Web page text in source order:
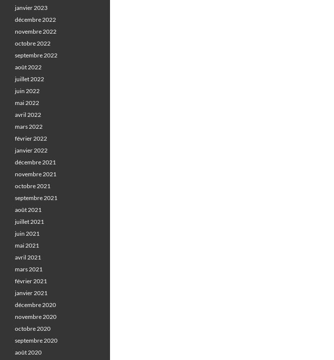
janvier 2023
décembre 2022
novembre 2022
octobre 2022
septembre 2022
août 2022
juillet 2022
juin 2022
mai 2022
avril 2022
mars 2022
février 2022
janvier 2022
décembre 2021
novembre 2021
octobre 2021
septembre 2021
août 2021
juillet 2021
juin 2021
mai 2021
avril 2021
mars 2021
février 2021
janvier 2021
décembre 2020
novembre 2020
octobre 2020
septembre 2020
août 2020